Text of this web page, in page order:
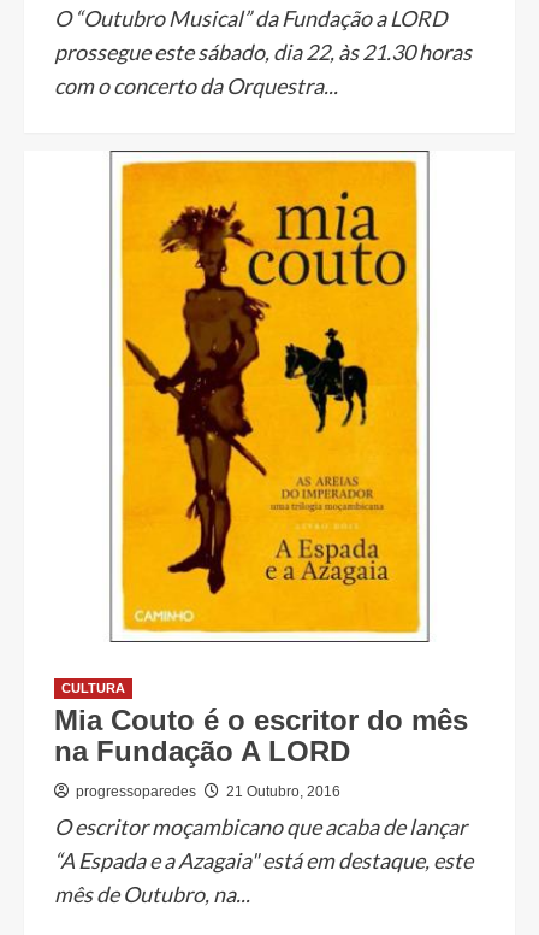
O “Outubro Musical” da Fundação a LORD
prossegue este sábado, dia 22, às 21.30 horas
com o concerto da Orquestra...
CULTURA
Mia Couto é o escritor do mês
na Fundação A LORD
progressoparedes 21 Outubro, 2016
O escritor moçambicano que acaba de lançar
“A Espada e a Azagaia" está em destaque, este
mês de Outubro, na...